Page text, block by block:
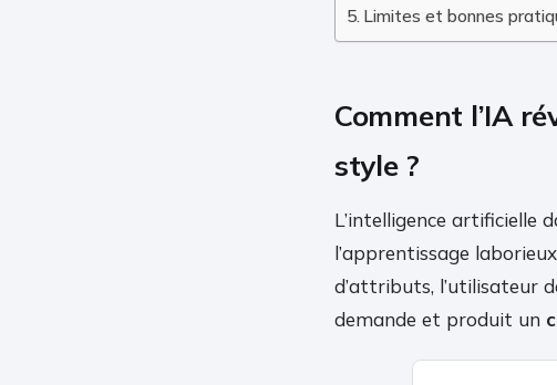
Limites et bonnes
Comment l’IA
style ?
L’intelligence artificielle
l’apprentissage
d’attributs, l’utilisateur
demande et produit un